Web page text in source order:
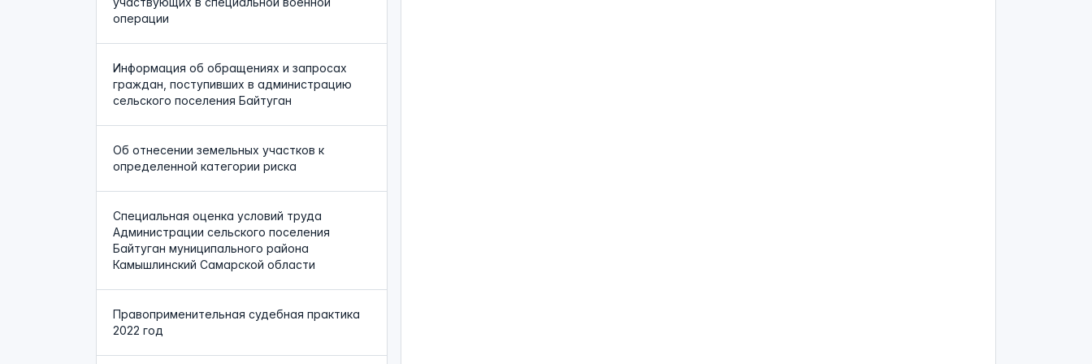
операции
Информация об обращениях и запросах
граждан, поступивших в администрацию
сельского поселения Байтуган
Об отнесении земельных участков к
определенной категории риска
Специальная оценка условий труда
Администрации сельского поселения
Байтуган муниципального района
Камышлинский Самарской области
Правоприменительная судебная практика
2022 год